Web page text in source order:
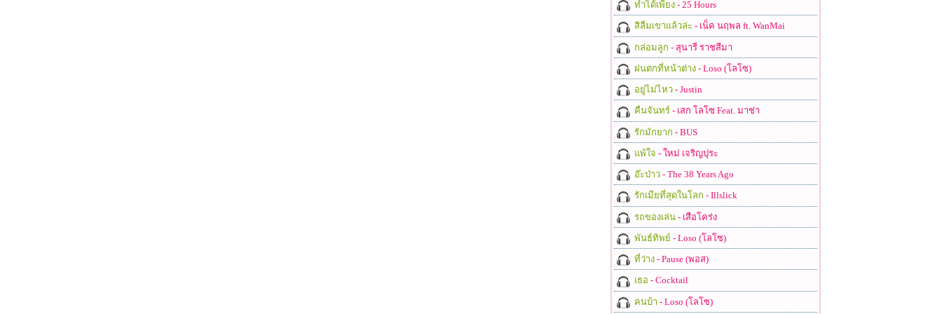
ทำได้เพียง- 25 Hours
สิลืมเขาแล้วล่ะ - เน็ค นฤพล ft. WanMai
กล่อมลูก - สุนารี ราชสีมา
ฝนตกที่หน้าต่าง- Loso (โลโซ)
อยู่ไม่ไหว- Justin
คืนจันทร์- เสก โลโซ Feat. มาช่า
รักมักยาก - BUS
แพ้ใจ - ใหม่ เจริญปุระ
อ๊ะป่าว- The 38 Years Ago
รักเมียที่สุดในโลก - Illslick
รถของเล่น- เสือโคร่ง
พันธ์ทิพย์ - Loso (โลโซ)
ที่ว่าง- Pause (พอส)
เธอ - Cocktail
คนบ้า - Loso (โลโซ)